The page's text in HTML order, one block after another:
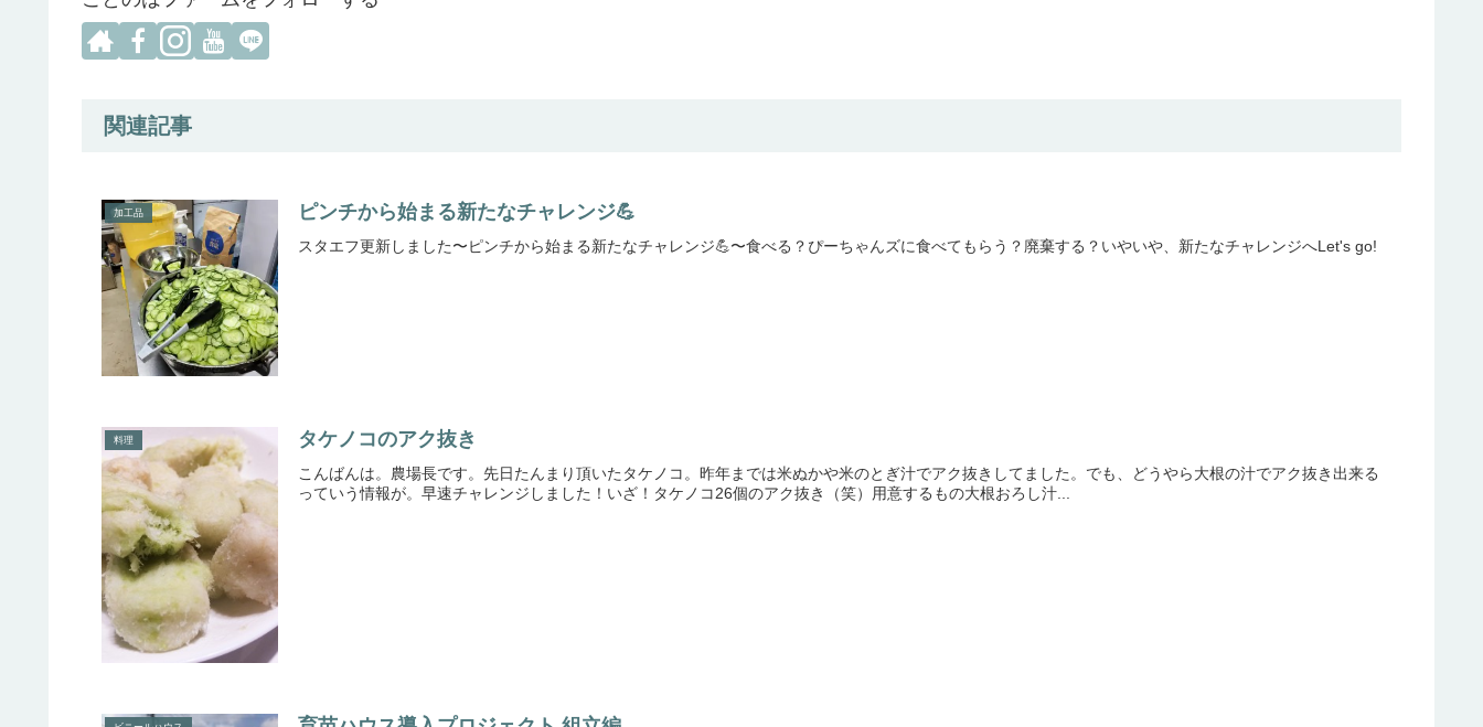
関連記事
加工品 ピンチから始まる新たなチャレンジ💪
スタエフ更新しました〜ピンチから始まる新たなチャレンジ💪〜食べる？ぴーちゃんズに食べてもらう？廃棄する？いやいや、新たなチャレンジへLet's go!
料理 タケノコのアク抜き
こんばんは。農場長です。先日たんまり頂いたタケノコ。昨年までは米ぬかや米のとぎ汁でアク抜きしてました。でも、どうやら大根の汁でアク抜き出来る
っていう情報が。早速チャレンジしました！いざ！タケノコ26個のアク抜き（笑）用意するもの大根おろし汁...